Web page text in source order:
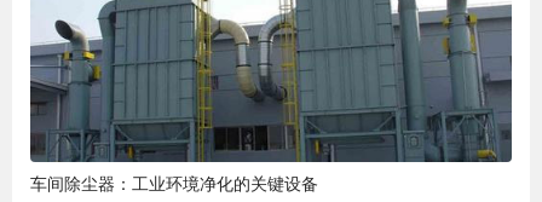
车间除尘器：工业环境净化的关键设备